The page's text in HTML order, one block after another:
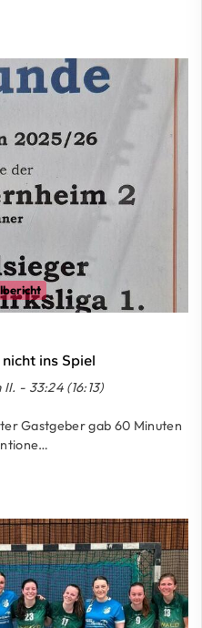
ins Spiel
- 33:24 (16:13)
Gastgeber gab 60 Minuten